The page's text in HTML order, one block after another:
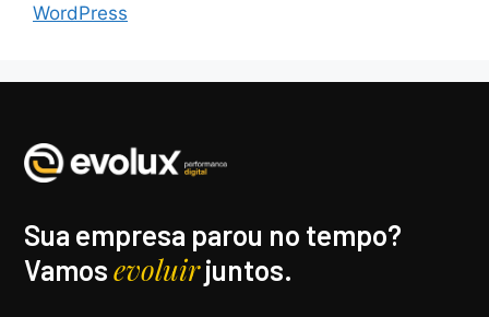
WordPress
Sua empresa parou no tempo?
Vamosevoluirjuntos.